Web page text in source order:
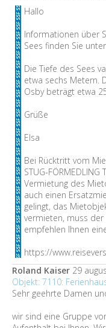
Hallo
Informationen über
Sees finden Sie
Die Tiefe des Sees
etwa sechs Metern.
Osby beträgt etwa
Grüße
Elsa
Bei Rücktritt vom
STUG-
Vermietung des
auch einen
gelingt, das
vermieten, muss
empfehlen Ihnen
https://
Roland Kaiser 29
Objekt: 7110:
Sehr geehrte Damen
wir sind eine Gruppe